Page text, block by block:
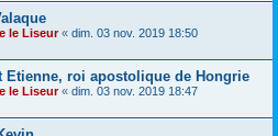
le Liseur« dim. 03 nov. 2019 18:50
Etienne, roi apostolique de Hongrie
le Liseur« dim. 03 nov. 2019 18:47